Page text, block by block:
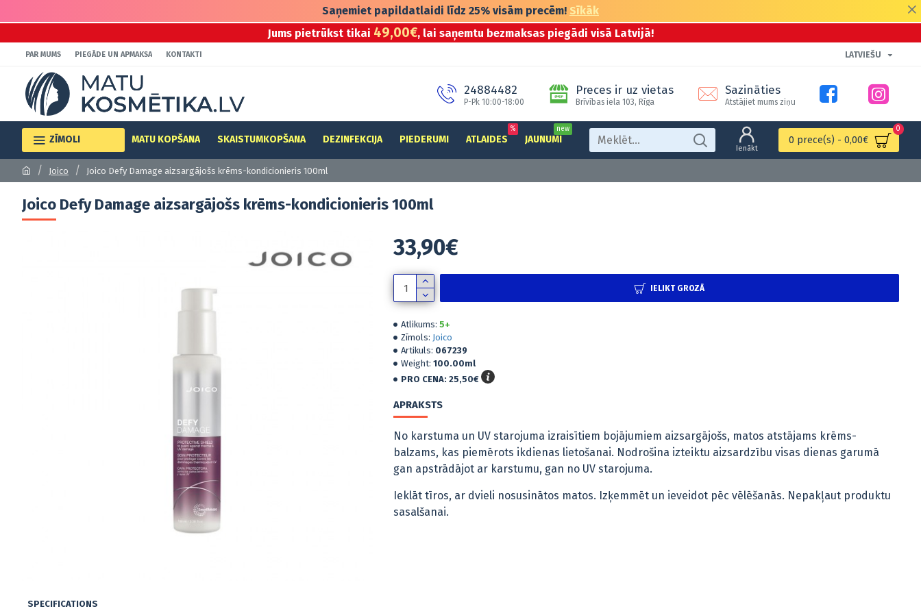
Saņemiet papildatlaidi līdz 25% visām precēm! Sīkāk
Jums pietrūkst tikai 49,00€, lai saņemtu bezmaksas piegādi visā Latvijā!
PAR MUMS PIEGĀDE UN APMAKSA KONTAKTI LATVIEŠU
24884482
P-Pk 10:00-18:00
Preces ir uz vietas
Brīvības iela 103, Rīga
Sazināties
Atstājiet mums ziņu
ZĪMOLI MATU KOPŠANA SKAISTUMKOPŠANA DEZINFEKCIJA PIEDERUMI ATLAIDES
%
JAUNUMI
new
Ienākt
0 prece(s) - 0,00€
0
Joico Joico Defy Damage aizsargājošs krēms-kondicionieris 100ml
Joico Defy Damage aizsargājošs krēms-kondicionieris 100ml
Atlikums: 5+
Zīmols: Joico
Artikuls: 067239
Weight: 100.00ml
PRO CENA: 25,50€
33,90€
IELIKT GROZĀ
APRAKSTS
No karstuma un UV starojuma izraisītiem bojājumiem aizsargājošs, matos atstājams krēms-
balzams, kas piemērots ikdienas lietošanai. Nodrošina izteiktu aizsardzību visas dienas garumā
gan apstrādājot ar karstumu, gan no UV starojuma.
Ieklāt tīros, ar dvieli nosusinātos matos. Izķemmēt un ieveidot pēc vēlēšanās. Nepakļaut produktu
sasalšanai.
SPECIFICATIONS